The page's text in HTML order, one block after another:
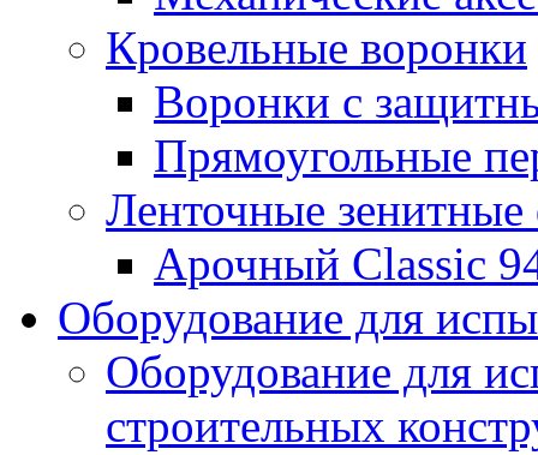
Кровельные воронки
Воронки с
Прямоугольные
Ленточные
Арочный Classic
Оборудование для
Оборудование для
строительных